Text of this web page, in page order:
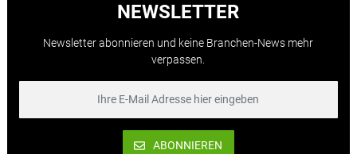
NEWSLETTER
Newsletter abonnieren und keine Branchen-News mehr
verpassen.
ABONNIEREN